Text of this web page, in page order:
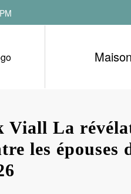
Maison
Viall La
les épouses